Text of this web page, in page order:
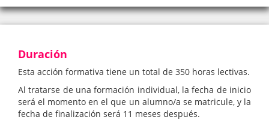
Duración
Esta acción formativa tiene un total de 350 horas lectivas.
Al tratarse de una formación individual, la fecha de inicio
será el momento en el que un alumno/a se matricule, y la
fecha de finalización será 11 meses después.